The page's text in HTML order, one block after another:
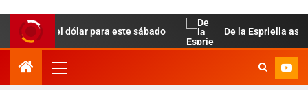
del dólar para este sábado De la Espriella asume